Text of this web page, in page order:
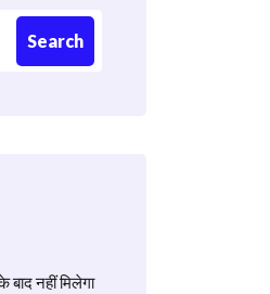
Search
बाद नहीं मिलेगा